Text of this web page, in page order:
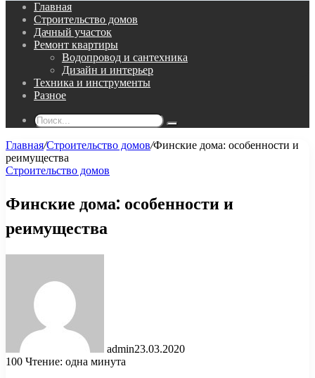
Главная
Строительство домов
Дачный участок
Ремонт квартиры
Водопровод и сантехника
Дизайн и интерьер
Техника и инструменты
Разное
Поиск...
Главная/Строительство домов/Финские дома: особенности и
реимущества
Строительство домов
Финские дома: особенности и
реимущества
admin23.03.2020
100 Чтение: одна минута